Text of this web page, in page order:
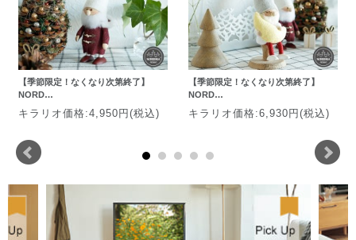
【季節限定！なくなり次第終了】
NORD…
キラリオ価格:4,950円(税込)
【季節限定！なくなり次第終了】
NORD…
キラリオ価格:6,930円(税込)